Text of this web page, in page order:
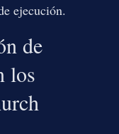
ejecución.
de
los